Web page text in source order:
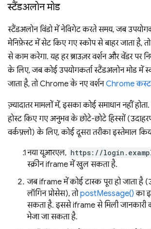
स्टैंडअलोन मोड
स्टैंडअलोन विंडो में नेविगेट करते समय, जब
मेनिफ़ेस्ट में सेट किए गए स्कोप से बाहर जाता है,
से काम करेगा. यह हर ब्राउज़र वर्शन और वेंडर पर
के लिए, जब कोई उपयोगकर्ता स्टैंडअलोन मोड में
जाता है, तो Chrome के नए वर्शनChrome
ज़्यादातर मामलों में, इसका कोई समाधान नहीं
होस्ट किए गए अनुभव के छोटे-छोटे हिस्सों
वर्कफ़्लो) के लिए, कोई दूसरा तरीका इस्तेमाल
नया यूआरएल, https://
स्क्रीन iframe में खुल सकता है.
जब iframe में कोई टास्क पूरा हो जाता है
लॉगिन प्रोसेस), तोpostMessage() का
सकता है. इससे iframe से मिली जानकारी
भेजा जा सकता है.